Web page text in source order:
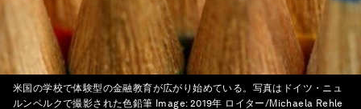
米国の学校で体験型の金融教育が広がり始めている。写真はドイツ・ニュ
ルンベルクで撮影された色鉛筆 Image: 2019年 ロイター/Michaela Rehle